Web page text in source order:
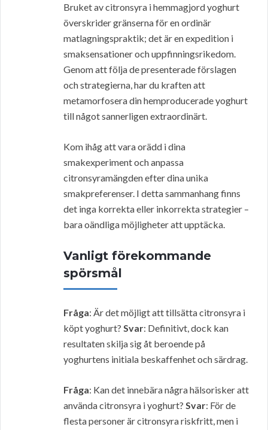
Bruket av citronsyra i hemmagjord yoghurt
överskrider gränserna för en ordinär
matlagningspraktik; det är en expedition i
smaksensationer och uppfinningsrikedom.
Genom att följa de presenterade förslagen
och strategierna, har du kraften att
metamorfosera din hemproducerade yoghurt
till något sannerligen extraordinärt.
Kom ihåg att vara orädd i dina
smakexperiment och anpassa
citronsyramängden efter dina unika
smakpreferenser. I detta sammanhang finns
det inga korrekta eller inkorrekta strategier –
bara oändliga möjligheter att upptäcka.
Vanligt förekommande
spörsmål
Fråga: Är det möjligt att tillsätta citronsyra i
köpt yoghurt? Svar: Definitivt, dock kan
resultaten skilja sig åt beroende på
yoghurtens initiala beskaffenhet och särdrag.
Fråga: Kan det innebära några hälsorisker att
använda citronsyra i yoghurt? Svar: För de
flesta personer är citronsyra riskfritt, men i